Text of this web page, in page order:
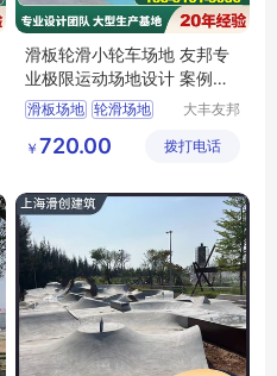
滑板轮滑小轮车场地 友邦专
业极限运动场地设计 案例众
多
滑板场地 轮滑场地
极限运动场地
大丰友邦
场地建设
￥ 720.00 拨打电话